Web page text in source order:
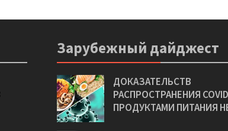
Зарубежный дайджест
ДОКАЗАТЕЛЬСТВ
РАСПРОСТРАНЕНИЯ
ПРОДУКТАМИ ПИТАНИЯ